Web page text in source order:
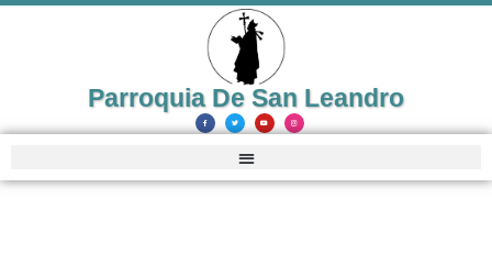
Parroquia De San Leandro